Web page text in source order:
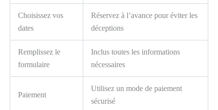
Choisissez vos
dates
Réservez à l’avance pour éviter les
déceptions
Remplissez le
formulaire
Inclus toutes les informations
nécessaires
Paiement
Utilisez un mode de paiement
sécurisé